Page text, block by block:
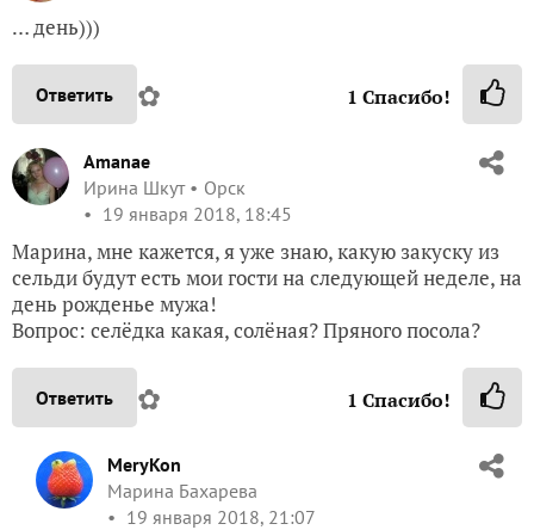
… день)))
Ответить ✿ 1 Спасибо!
Amanae
Ирина Шкут
Орск
19 января 2018, 18:45
Марина, мне кажется, я уже знаю, какую закуску из
сельди будут есть мои гости на следующей неделе, на
день рожденье мужа!
Вопрос: селёдка какая, солёная? Пряного посола?
Ответить ✿ 1 Спасибо!
MeryKon
Марина Бахарева
19 января 2018, 21:07